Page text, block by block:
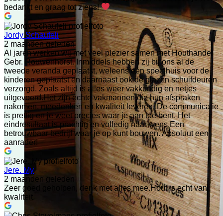
bedankt en graag tot ziens!
Jordy Schaufeli
2 maanden geleden
Al jaren werken wij met veel plezier samen met Houthandel
Gebr. Rouwenhorst. Inmiddels hebben zij bij ons al de
tweede veranda geplaatst, weleens een speelhuis voor de
kinderen geplaatst en daarnaast ook de glazen schuifdeuren
verzorgd. Zoals altijd is alles weer vakkundig en netjes
uitgevoerd.Het zijn echte vakmannen die hun afspraken
nakomen, meedenken en kwaliteit leveren. De communicatie
is prettig en je weet precies waar je aan toe bent. Het
eindresultaat is prachtig en volledig naar wens.Een
betrouwbaar bedrijf waar je op kunt bouwen. Absoluut een
aanrader!
Jere. My
2 maanden geleden
Zeer goed geholpen, denk met alles mee.Hout is echt van
kwaliteit.